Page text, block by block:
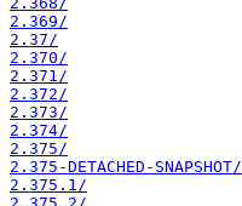
2.369/
2.37/
2.370/
2.371/
2.372/
2.373/
2.374/
2.375/
2.375-DETACHED-SNAPSHOT/
2.375.1/